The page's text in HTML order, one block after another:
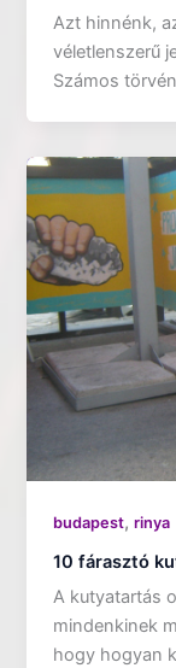
Azt hinnénk,
véletlenszerű
Számos
budapest,rinya
10 fárasztó
A kutyatartás
mindenkinek
hogy hogyan